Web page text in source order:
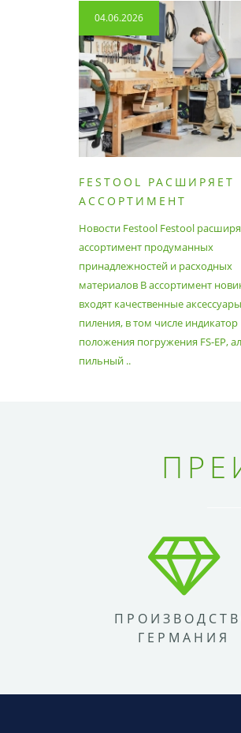
04.06.2026
FESTOOL РАСШИРЯЕТ
АССОРТИМЕНТ
ПРИНАДЛЕЖНОСТЕЙ И
РАСХОДНЫХ
Новости Festool Festool
ассортимент продуманных
принадлежностей и расходных
материалов В ассортимент
входят качественные
пиления, в том числе индикатор
положения погружения FS-EP,
пильный ..
ГЕРМАНИЯ